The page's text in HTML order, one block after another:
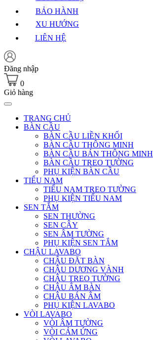
BẢO HÀNH
XU HƯỚNG
LIÊN HỆ
Đăng nhập
0
Giỏ hàng
TRANG CHỦ
BÀN CẦU
BÀN CẦU LIỀN KHỐI
BÀN CẦU THÔNG MINH
BÀN CẦU BÁN THÔNG MINH
BÀN CẦU TREO TƯỜNG
PHỤ KIỆN BÀN CẦU
TIỂU NAM
TIỂU NAM TREO TƯỜNG
PHỤ KIỆN TIỂU NAM
SEN TẮM
SEN THƯỜNG
SEN CÂY
SEN ÂM TƯỜNG
PHỤ KIỆN SEN TẮM
CHẬU LAVABO
CHẬU ĐẶT BÀN
CHẬU DƯƠNG VÀNH
CHẬU TREO TƯỜNG
CHẬU ÂM BÀN
CHẬU BÁN ÂM
PHỤ KIỆN LAVABO
VÒI LAVABO
VÒI ÂM TƯỜNG
VÒI CẢM ỨNG